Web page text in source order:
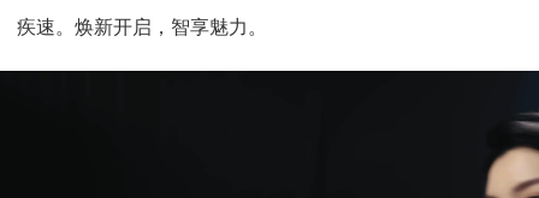
疾速。焕新开启，智享魅力。